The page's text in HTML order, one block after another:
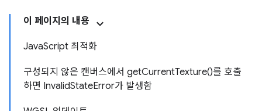
이 페이지의 내용
JavaScript 최적화
구성되지 않은 캔버스에서 getCurrentTexture()를 호출
하면 InvalidStateError가 발생함